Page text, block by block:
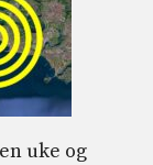
uke og